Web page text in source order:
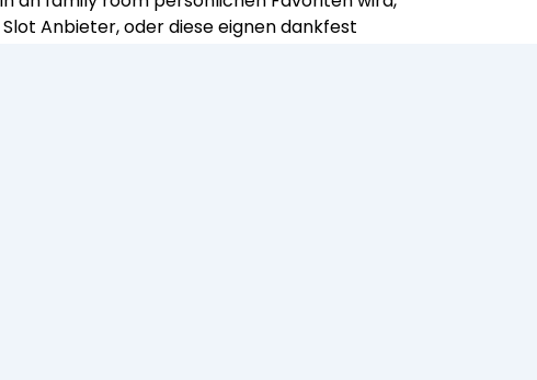
Anbieter, oder diese eignen dankfest